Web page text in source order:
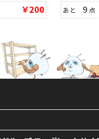
￥200
あと 9 点